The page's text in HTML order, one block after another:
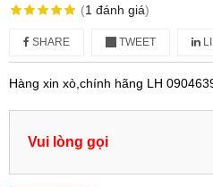
(1 đánh giá)
SHARE TWEET
Hàng xin xò,chính hãng LH
Vui lòng gọi